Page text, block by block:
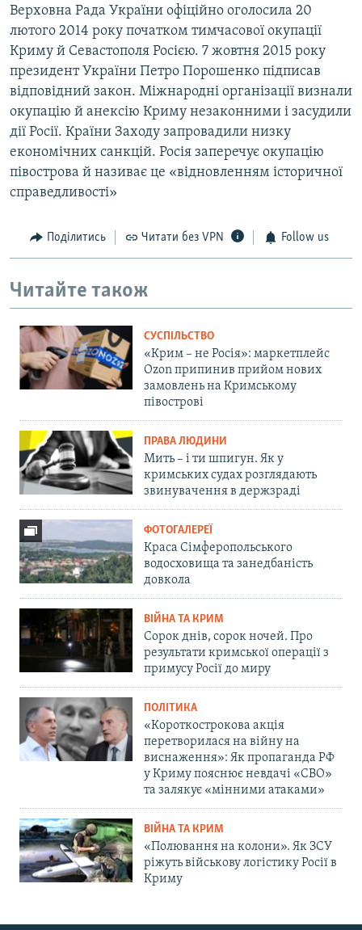
Верховна Рада України офіційно оголосила 20
лютого 2014 року початком тимчасової окупації
Криму й Севастополя Росією. 7 жовтня 2015 року
президент України Петро Порошенко підписав
відповідний закон. Міжнародні організації визнали
окупацію й анексію Криму незаконними і засудили
дії Росії. Країни Заходу запровадили низку
економічних санкцій. Росія заперечує окупацію
півострова й називає це «відновленням історичної
справедливості»
Поділитись Читати без VPN Follow us
Читайте також
СУСПІЛЬСТВО
«Крим – не Росія»: маркетплейс
Ozon припинив прийом нових
замовлень на Кримському
півострові
ПРАВА ЛЮДИНИ
Мить – і ти шпигун. Як у
кримських судах розглядають
звинувачення в держзраді
ФОТОГАЛЕРЕЇ
Краса Сімферопольського
водосховища та занедбаність
довкола
ВІЙНА ТА КРИМ
Сорок днів, сорок ночей. Про
результати кримської операції з
примусу Росії до миру
ПОЛІТИКА
«Короткострокова акція
перетворилася на війну на
виснаження»: Як пропаганда РФ
у Криму пояснює невдачі «СВО»
та залякує «мінними атаками»
ВІЙНА ТА КРИМ
«Полювання на колони». Як ЗСУ
ріжуть військову логістику Росії в
Криму